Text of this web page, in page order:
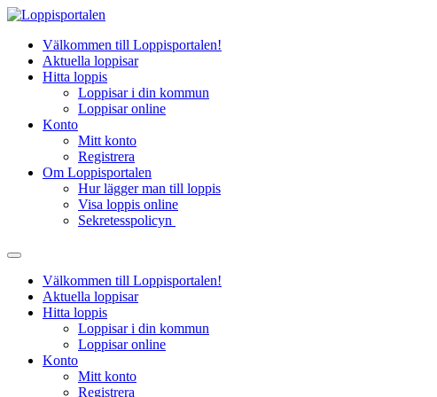
Hoppa
innehållVälkommen till Loppisportalen!
Aktuella loppisar
Hitta loppis
Loppisar i din kommun
Loppisar online
Konto
Mitt konto
Registrera
Om Loppisportalen
Hur lägger man till loppis
Visa loppis online
Sekretesspolicyn
Välkommen till Loppisportalen!
Aktuella loppisar
Hitta loppis
Loppisar i din kommun
Loppisar online
Konto
Mitt konto
Registrera